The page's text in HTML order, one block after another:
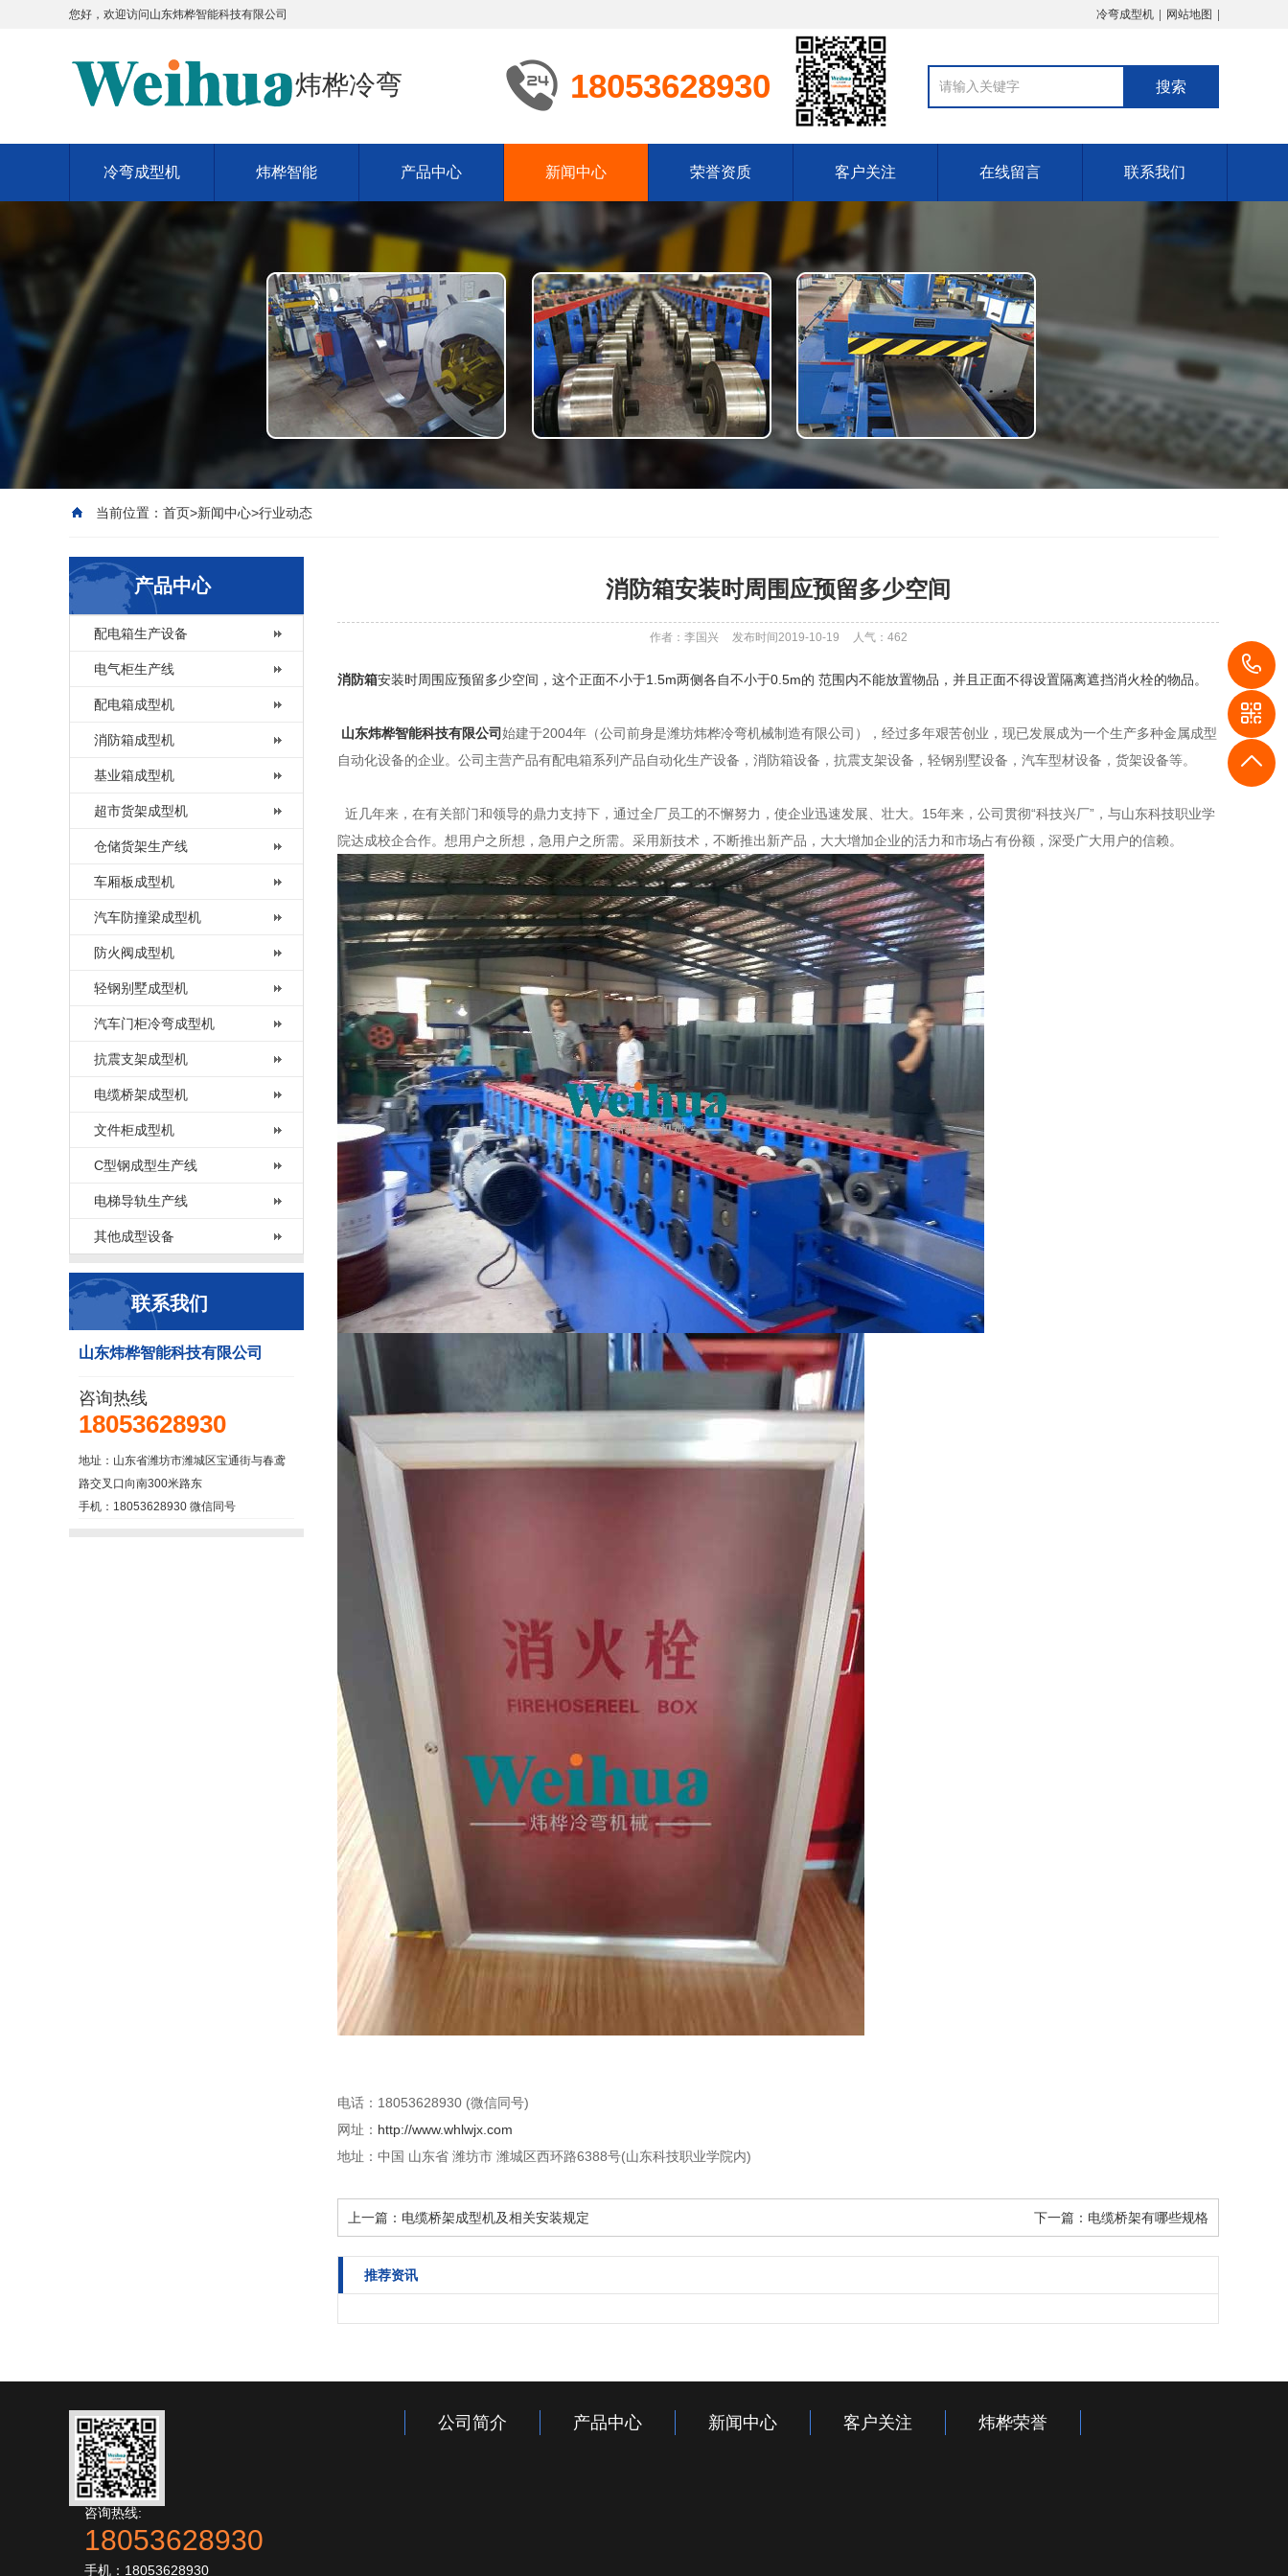
您好，欢迎访问 山东炜桦智能科技有限公司 冷弯成型机 网站地图
炜桦冷弯 18053628930
冷弯成型机 炜桦智能 产品中心 新闻中心 荣誉资质 客户关注 在线留言 联系我们
当前位置： 首页>新闻中心>行业动态
产品中心
配电箱生产设备
电气柜生产线
配电箱成型机
消防箱成型机
基业箱成型机
超市货架成型机
仓储货架生产线
车厢板成型机
汽车防撞梁成型机
防火阀成型机
轻钢别墅成型机
汽车门柜冷弯成型机
抗震支架成型机
电缆桥架成型机
文件柜成型机
C型钢成型生产线
电梯导轨生产线
其他成型设备
联系我们
山东炜桦智能科技有限公司
咨询热线
18053628930
地址：山东省潍坊市潍城区宝通街与春鸢
路交叉口向南300米路东
手机：18053628930 微信同号
消防箱安装时周围应预留多少空间
作者：李国兴 发布时间2019-10-19 人气： 462
消防箱安装时周围应预留多少空间，这个正面不小于1.5m两侧各自不小于0.5m的 范围内不能放置物品，并且正面不得设置隔离遮挡消火栓的物品。
山东炜桦智能科技有限公司始建于2004年（公司前身是潍坊炜桦冷弯机械制造有限公司），经过多年艰苦创业，现已发展成为一个生产多种金属成型
自动化设备的企业。公司主营产品有配电箱系列产品自动化生产设备，消防箱设备，抗震支架设备，轻钢别墅设备，汽车型材设备，货架设备等。
近几年来，在有关部门和领导的鼎力支持下，通过全厂员工的不懈努力，使企业迅速发展、壮大。15年来，公司贯彻“科技兴厂”，与山东科技职业学
院达成校企合作。想用户之所想，急用户之所需。采用新技术，不断推出新产品，大大增加企业的活力和市场占有份额，深受广大用户的信赖。
电话：18053628930 (微信同号)
网址： http://www.whlwjx.com
地址：中国 山东省 潍坊市 潍城区西环路6388号(山东科技职业学院内)
上一篇： 电缆桥架成型机及相关安装规定 下一篇： 电缆桥架有哪些规格
推荐资讯
咨询热线:
18053628930
手机：18053628930
公司简介 产品中心 新闻中心 客户关注 炜桦荣誉